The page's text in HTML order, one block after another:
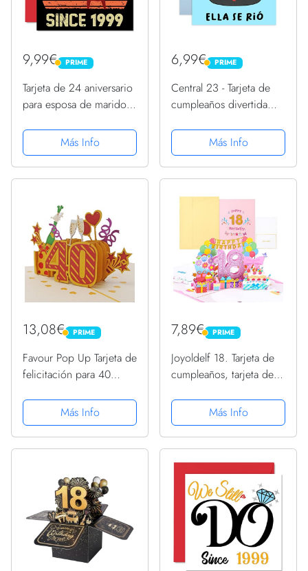
9,99€ PRIME
PRIME
Tarjeta de 24 aniversario
para esposa de marido,
1999, regalos con texto
en inglés "I Love You",
tarjetas de feliz 24
Más Info
6,99€ PRIME
PRIME
Central 23 - Tarjeta de
cumpleaños divertida
pregunté a Alexa cuántos
años tenías… ella se rió”
- Tarjeta de cumpleaños
Más Info
13,08€ PRIME
PRIME
Favour Pop Up Tarjeta de
felicitación para 40
18 cm)
Más Info
7,89€ PRIME
PRIME
Joyoldelf 18. Tarjeta de
cumpleaños, tarjeta de
tarjeta de felicitación
3D, tarjeta de
felicitación de
de...
Más Info